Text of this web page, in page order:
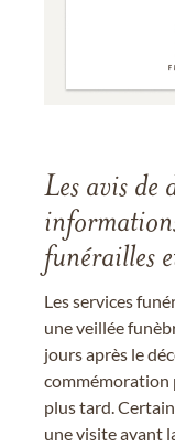
Les avis de
funérailles
Les services
une veillée
jours après le
commémoration
plus tard.
une visite avant